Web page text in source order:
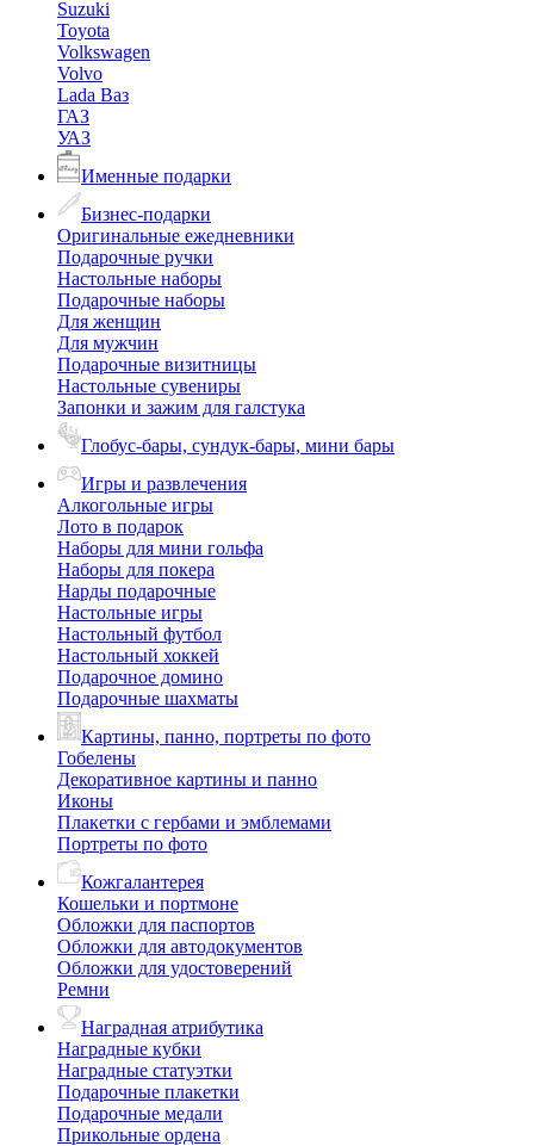
Suzuki
Toyota
Volkswagen
Volvo
Lada Ваз
ГАЗ
УАЗ
Именные подарки
Бизнес-подарки
Оригинальные ежедневники
Подарочные ручки
Настольные наборы
Подарочные наборы
Для женщин
Для мужчин
Подарочные визитницы
Настольные сувениры
Запонки и зажим для галстука
Глобус-бары, сундук-бары, мини бары
Игры и развлечения
Алкогольные игры
Лото в подарок
Наборы для мини гольфа
Наборы для покера
Нарды подарочные
Настольные игры
Настольный футбол
Настольный хоккей
Подарочное домино
Подарочные шахматы
Картины, панно, портреты по фото
Гобелены
Декоративное картины и панно
Иконы
Плакетки с гербами и эмблемами
Портреты по фото
Кожгалантерея
Кошельки и портмоне
Обложки для паспортов
Обложки для автодокументов
Обложки для удостоверений
Ремни
Наградная атрибутика
Наградные кубки
Наградные статуэтки
Подарочные плакетки
Подарочные медали
Прикольные ордена